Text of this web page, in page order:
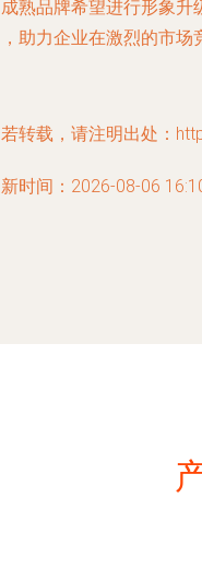
熟品牌希望进行形象升
助力企业在激烈的市场
转载，请注明出处：
时间：2026-08-06